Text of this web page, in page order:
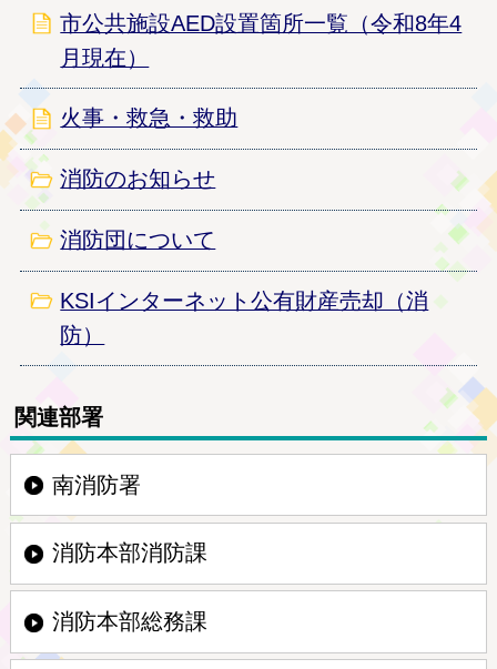
市公共施設AED設置箇所一覧（令和8年4
月現在）
火事・救急・救助
消防のお知らせ
消防団について
KSIインターネット公有財産売却（消
防）
関連部署
南消防署
消防本部消防課
消防本部総務課